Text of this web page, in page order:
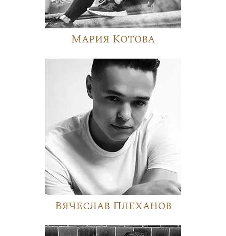
Мария Котова
Вячеслав Плеханов